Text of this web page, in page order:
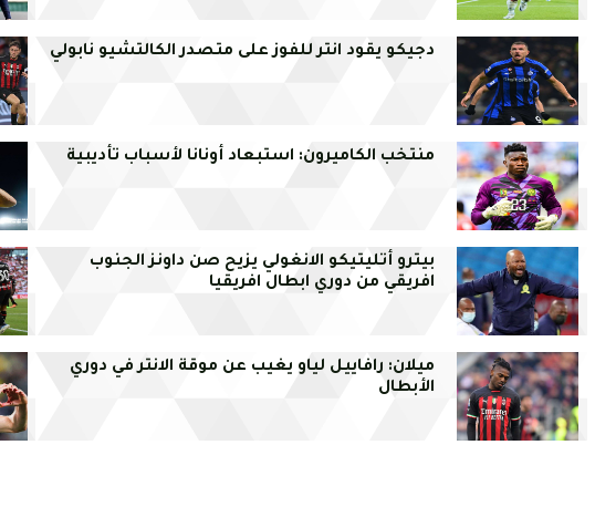
دجيكو يقود انتر للفوز على متصدر الكالتشيو نابولي
منتخب الكاميرون: استبعاد أونانا لأسباب تأديبية
بيترو أتليتيكو الانغولي يزيح صن داونز الجنوب
افريقي من دوري ابطال افريقيا
ميلان: رافاييل لياو يغيب عن موقة الانتر في دوري
الأبطال